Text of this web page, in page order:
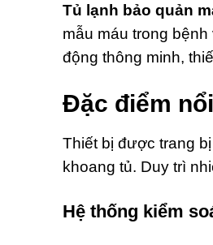
Tủ lạnh bảo quản
mẫu máu trong
động thông minh,
Đặc điểm
Thiết bị được trang
khoang tủ. Duy trì
Hệ thống kiểm